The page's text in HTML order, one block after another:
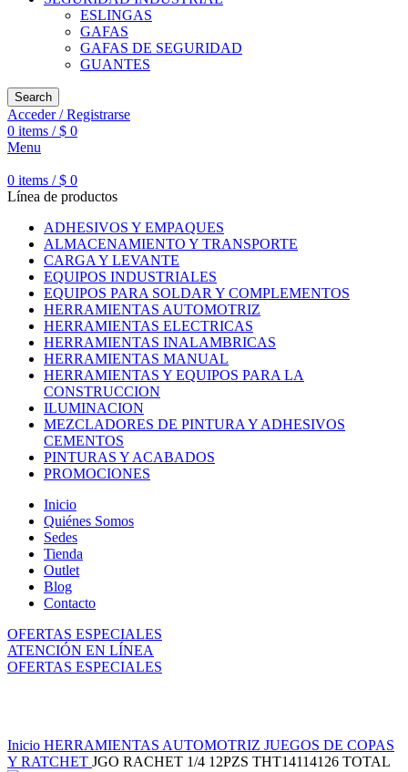
ESLINGAS
GAFAS
GAFAS DE SEGURIDAD
GUANTES
Search
Acceder / Registrarse
0 items / $ 0
Menu
0 items / $ 0
Línea de productos
ADHESIVOS Y EMPAQUES
ALMACENAMIENTO Y TRANSPORTE
CARGA Y LEVANTE
EQUIPOS INDUSTRIALES
EQUIPOS PARA SOLDAR Y COMPLEMENTOS
HERRAMIENTAS AUTOMOTRIZ
HERRAMIENTAS ELECTRICAS
HERRAMIENTAS INALAMBRICAS
HERRAMIENTAS MANUAL
HERRAMIENTAS Y EQUIPOS PARA LA
CONSTRUCCION
ILUMINACION
MEZCLADORES DE PINTURA Y ADHESIVOS
CEMENTOS
PINTURAS Y ACABADOS
PROMOCIONES
Inicio
Quiénes Somos
Sedes
Tienda
Outlet
Blog
Contacto
OFERTAS ESPECIALES
ATENCIÓN EN LÍNEA
OFERTAS ESPECIALES
Inicio HERRAMIENTAS AUTOMOTRIZ JUEGOS DE COPAS
Y RATCHET JGO RACHET 1/4 12PZS THT14114126 TOTAL